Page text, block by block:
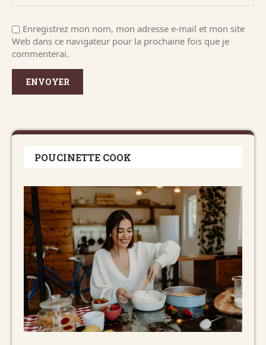
Enregistrez mon nom, mon adresse e-mail et mon site
Web dans ce navigateur pour la prochaine fois que je
commenterai.
POUCINETTE COOK